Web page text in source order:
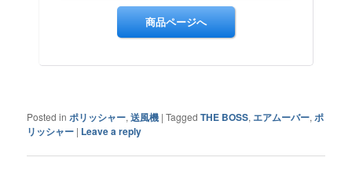
Posted in ポリッシャー,送風機 |Tagged THE BOSS, エアムーバー,ポ
リッシャー | Leave a reply